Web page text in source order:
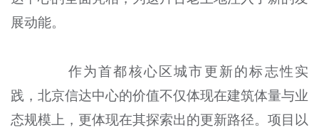
展动能。
作为首都核心区城市更新的标志性实
践，北京信达中心的价值不仅体现在建筑体量与业
态规模上，更体现在其探索出的更新路径。项目以